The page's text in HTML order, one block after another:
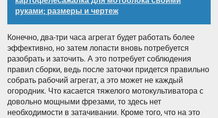
руками; размеры и чертеж
Конечно, два-три часа агрегат будет работать более
эффективно, но затем лопасти вновь потребуется
разобрать и заточить. А это потребует соблюдения
правил сборки, ведь после заточки придется правильно
собрать рабочий агрегат, а это может не каждый
огородник. Что касается тяжелого мотокультиватора с
довольно мощными фрезами, то здесь нет
необходимости в затачивании. Кроме того, что на это